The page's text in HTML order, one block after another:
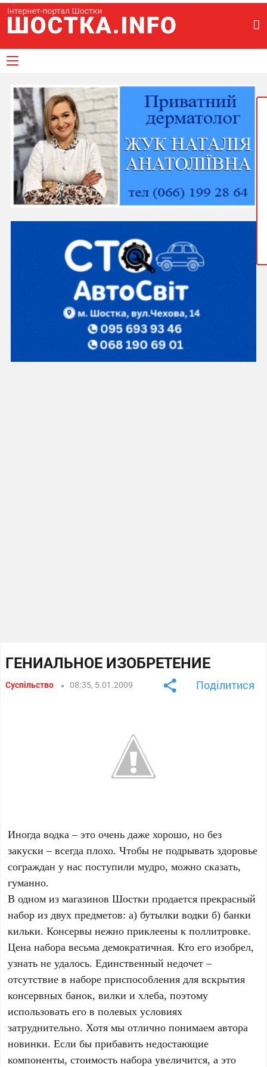
ГЕНИАЛЬНОЕ ИЗОБРЕТЕНИЕ
Суспільство 08:35, 5.01.2009 Поділитися
Иногда водка – это очень даже хорошо, но без
закуски – всегда плохо. Чтобы не подрывать здоровье
сограждан у нас поступили мудро, можно сказать,
гуманно.
В одном из магазинов Шостки продается прекрасный
набор из двух предметов: а) бутылки водки б) банки
кильки. Консервы нежно приклеены к поллитровке.
Цена набора весьма демократичная. Кто его изобрел,
узнать не удалось. Единственный недочет –
отсутствие в наборе приспособления для вскрытия
консервных банок, вилки и хлеба, поэтому
использовать его в полевых условиях
затруднительно. Хотя мы отлично понимаем автора
новинки. Если бы прибавить недостающие
компоненты, стоимость набора увеличится, а это